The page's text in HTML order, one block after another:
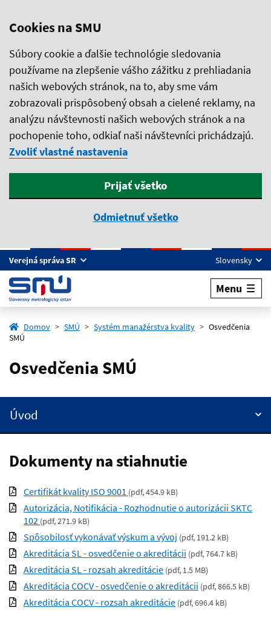
Preskočiť na hlavný obsah
Verejná správa SR Slovensky
Menu
Domov SMÚ Systém manažérstva kvality
Osvedčenia
SMÚ
Osvedčenia SMÚ
Úvod
Dokumenty na stiahnutie
Certifikát kvality ISO 9001 (pdf, 454.9 kB)
Autorizácia, Notifikácia - Rozhodnutie o autorizácii SKTC
102 (pdf, 271.9 kB)
Spôsobilosť vykonávať výskum a vývoj (pdf, 191.2 kB)
Akreditácia SL - osvedčenie o akreditácii (pdf, 764.7 kB)
Akreditácia SL - rozsah akreditácie (pdf, 1.5 MB)
Akreditácia COCV - osvedčenie o akreditácii (pdf, 866.5 kB)
Akreditácia COCV - rozsah akreditácie (pdf, 696.4 kB)
Cookies na SMU
Súbory cookie a ďalšie technológie sledovania
používame na zlepšenie vášho zážitku z prehliadania
našich webových stránok, na to, aby sme vám
zobrazovali prispôsobený obsah a cielené reklamy, na
analýzu návštevnosti našich webových stránok a na
pochopenie toho, odkiaľ naši návštevníci prichádzajú.
Zvoliť vlastné nastavenia
Prijať všetko
Odmietnuť všetko